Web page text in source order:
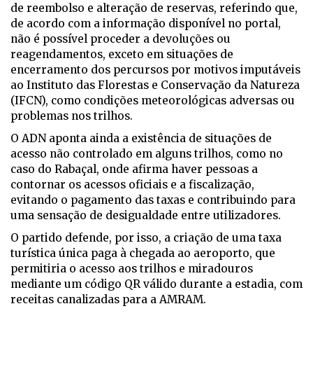
de reembolso e alteração de reservas, referindo que,
de acordo com a informação disponível no portal,
não é possível proceder a devoluções ou
reagendamentos, exceto em situações de
encerramento dos percursos por motivos imputáveis
ao Instituto das Florestas e Conservação da Natureza
(IFCN), como condições meteorológicas adversas ou
problemas nos trilhos.
O ADN aponta ainda a existência de situações de
acesso não controlado em alguns trilhos, como no
caso do Rabaçal, onde afirma haver pessoas a
contornar os acessos oficiais e a fiscalização,
evitando o pagamento das taxas e contribuindo para
uma sensação de desigualdade entre utilizadores.
O partido defende, por isso, a criação de uma taxa
turística única paga à chegada ao aeroporto, que
permitiria o acesso aos trilhos e miradouros
mediante um código QR válido durante a estadia, com
receitas canalizadas para a AMRAM.